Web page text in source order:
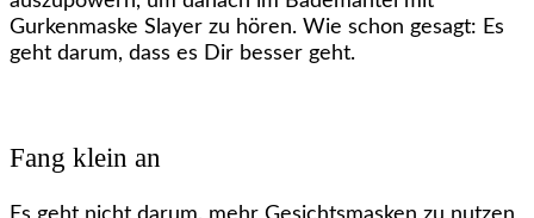
Gurkenmaske Slayer zu hören. Wie schon gesagt: Es
geht darum, dass es Dir besser geht.
Fang klein an